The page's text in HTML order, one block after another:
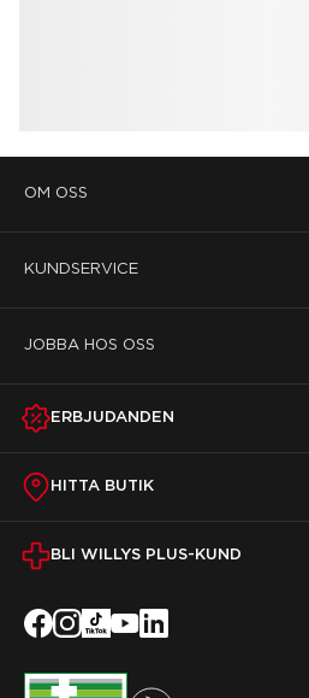
OM OSS
KUNDSERVICE
JOBBA HOS OSS
ERBJUDANDEN
HITTA BUTIK
BLI WILLYS PLUS-KUND